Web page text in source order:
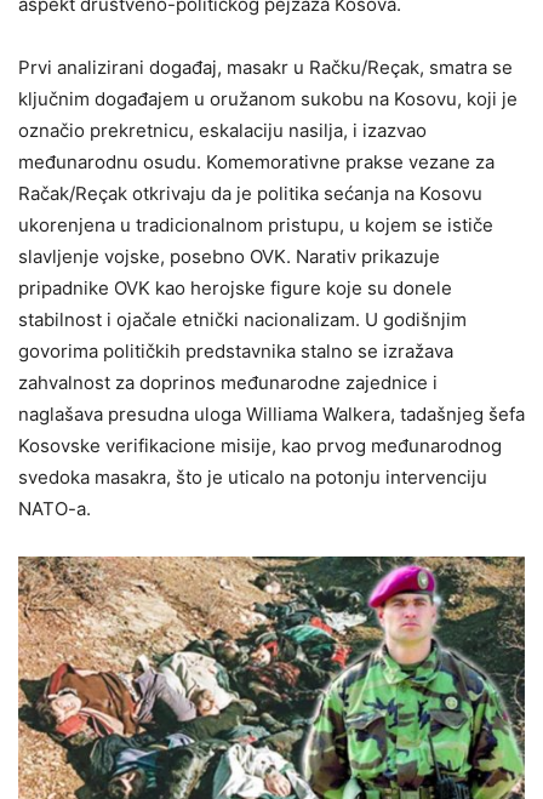
Prvi analizirani događaj, masakr u Račku/Reçak, smatra se
ključnim događajem u oružanom sukobu na Kosovu, koji je
označio prekretnicu, eskalaciju nasilja, i izazvao
međunarodnu osudu. Komemorativne prakse vezane za
Račak/Reçak otkrivaju da je politika sećanja na Kosovu
ukorenjena u tradicionalnom pristupu, u kojem se ističe
slavljenje vojske, posebno OVK. Narativ prikazuje
pripadnike OVK kao herojske figure koje su donele
stabilnost i ojačale etnički nacionalizam. U godišnjim
govorima političkih predstavnika stalno se izražava
zahvalnost za doprinos međunarodne zajednice i
naglašava presudna uloga Williama Walkera, tadašnjeg šefa
Kosovske verifikacione misije, kao prvog međunarodnog
svedoka masakra, što je uticalo na potonju intervenciju
NATO-a.